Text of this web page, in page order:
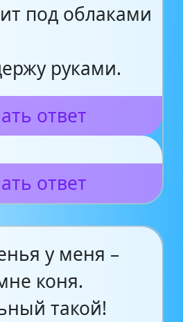
под облаками
руками.
ответ
ответ
у меня –
коня.
такой!